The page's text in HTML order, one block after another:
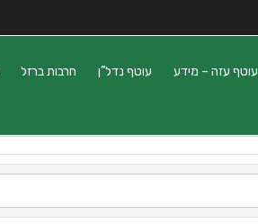
עוטף עזה – מידע עוטף נדל”ן חרבות ברזל